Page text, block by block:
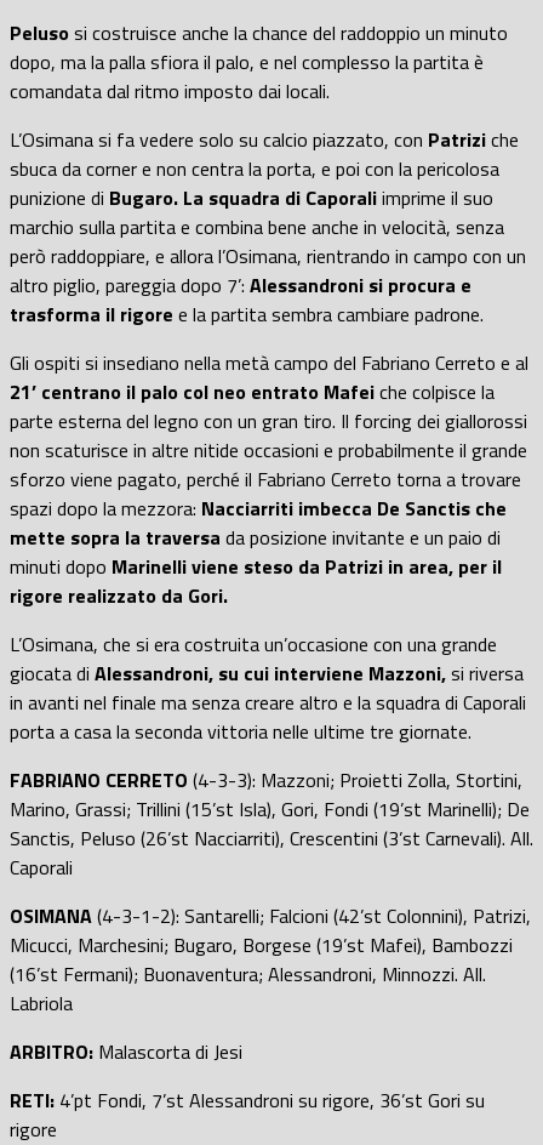
Pelusosi costruisce anche la chance del raddoppio un minuto
dopo, ma la palla sfiora il palo, e nel complesso la partita è
comandata dal ritmo imposto dai locali.
L’Osimana si fa vedere solo su calcio piazzato, con Patriziche
sbuca da corner e non centra la porta, e poi con la pericolosa
punizione di Bugaro. La squadra di Caporaliimprime il suo
marchio sulla partita e combina bene anche in velocità, senza
però raddoppiare, e allora l’Osimana, rientrando in campo con un
altro piglio, pareggia dopo 7’: Alessandroni si procura e
trasforma il rigore e la partita sembra cambiare padrone.
Gli ospiti si insediano nella metà campo del Fabriano Cerreto e al
21’ centrano il palo col neo entrato Mafeiche colpisce la
parte esterna del legno con un gran tiro. Il forcing dei giallorossi
non scaturisce in altre nitide occasioni e probabilmente il grande
sforzo viene pagato, perché il Fabriano Cerreto torna a trovare
spazi dopo la mezzora: Nacciarriti imbecca De Sanctis che
mette sopra la traversa da posizione invitante e un paio di
minuti dopo Marinelli viene steso da Patrizi in area, per il
rigore realizzato da Gori.
L’Osimana, che si era costruita un’occasione con una grande
giocata di Alessandroni, su cui interviene Mazzoni,si riversa
in avanti nel finale ma senza creare altro e la squadra di Caporali
porta a casa la seconda vittoria nelle ultime tre giornate.
FABRIANO CERRETO (4-3-3): Mazzoni; Proietti Zolla, Stortini,
Marino, Grassi; Trillini (15’st Isla), Gori, Fondi (19’st Marinelli); De
Sanctis, Peluso (26’st Nacciarriti), Crescentini (3’st Carnevali). All.
Caporali
OSIMANA(4-3-1-2): Santarelli; Falcioni (42’st Colonnini), Patrizi,
Micucci, Marchesini; Bugaro, Borgese (19’st Mafei), Bambozzi
(16’st Fermani); Buonaventura; Alessandroni, Minnozzi. All.
Labriola
ARBITRO: Malascorta di Jesi
RETI: 4’pt Fondi, 7’st Alessandroni su rigore, 36’st Gori su
rigore